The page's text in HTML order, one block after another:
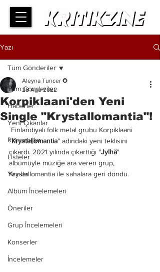
Yazı
Tüm Gönderiler
Haberler
Yeni Çıkanlar
Röportajlar
Listeler
Yazılar
Albüm İncelemeleri
Öneriler
Grup İncelemeleri
Konserler
İncelemeler
Tüm Gönderiler
Korpiklaani'den Yeni
Single "Krystallomantia"!
Aleyna Tuncer ✪
28 Ağu 2022
"Krystallomantia" adındaki yeni teklisini
çıkardı. 2021 yılında çıkarttığı "Jylhä"
albümüyle müziğe ara veren grup,
Krystallomantia ile sahalara geri döndü.